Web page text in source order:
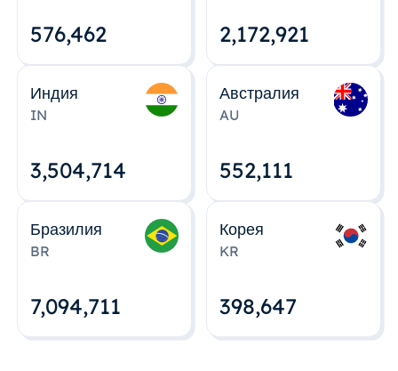
576,463 2,172,922
Индия
IN
3,504,715
Австралия
AU
552,112
Бразилия
BR
7,094,712
Корея
KR
398,648